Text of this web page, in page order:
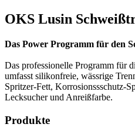
OKS Lusin
Das Power Programm für den
Das professionelle Programm für
umfasst silikonfreie, wässrige
Spritzer-Fett, Korrosionssschutz-
Lecksucher und Anreißfarbe.
Produkte